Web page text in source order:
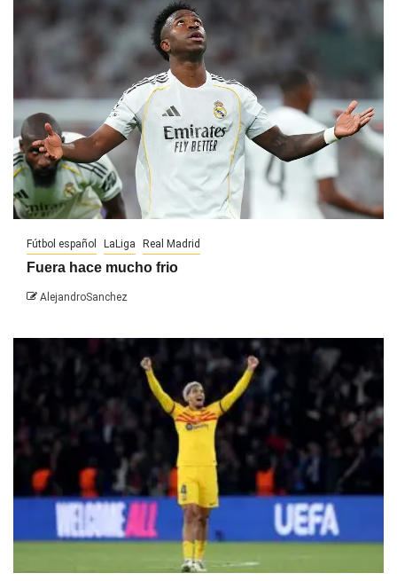
Fútbol español LaLiga Real Madrid
Fuera hace mucho frio
AlejandroSanchez